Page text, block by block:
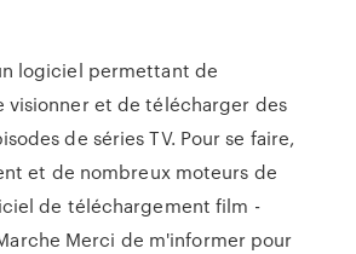
logiciel permettant de
visionner et de télécharger des
de séries TV. Pour se faire,
et de nombreux moteurs de
de téléchargement film -
Merci de m'informer pour